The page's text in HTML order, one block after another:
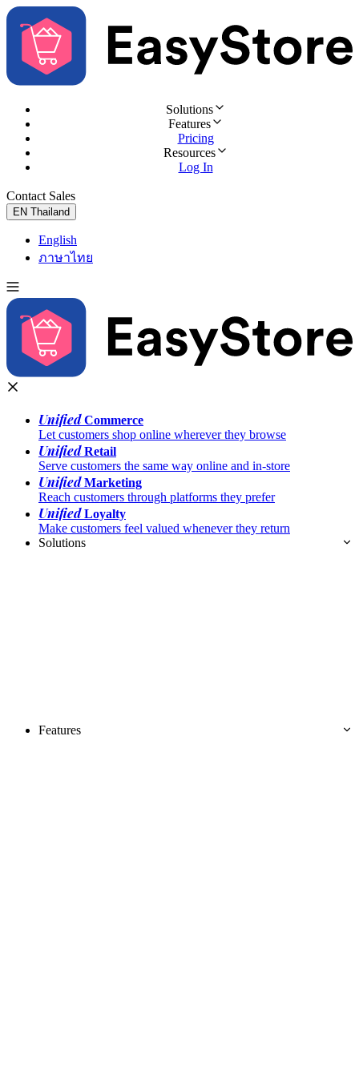
Solutions
Features
Pricing
Resources
Log In
Contact Sales
EN Thailand
English
ภาษาไทย
UnifiedCommerce
Let customers shop online wherever they browse
UnifiedRetail
Serve customers the same way online and in-store
UnifiedMarketing
Reach customers through platforms they prefer
UnifiedLoyalty
Make customers feel valued whenever they return
Solutions
Features